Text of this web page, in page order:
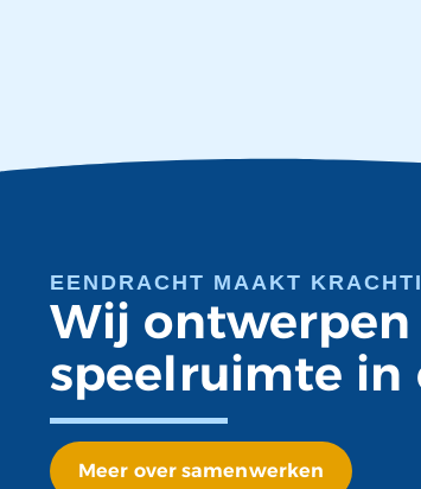
EENDRACHT MAAKT
Wij ontwerpen
speelruimte in
Meer over samenwerken